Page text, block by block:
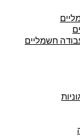
חשמליים